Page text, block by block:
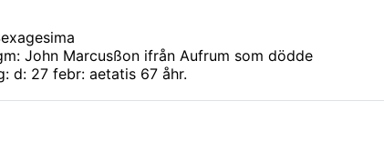
John Marcusßon ifrån Aufrum som dödde
d: 27 febr: aetatis 67 åhr.